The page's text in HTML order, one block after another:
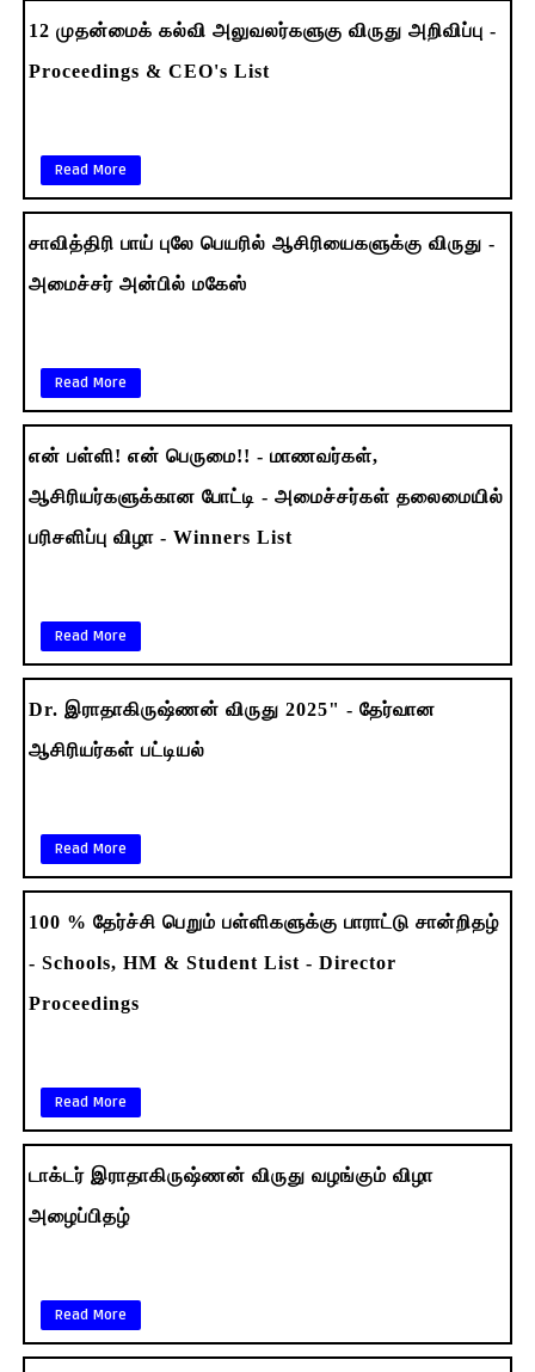
12 முதன்மைக் கல்வி அலுவலர்களுகு விருது அறிவிப்பு -
Proceedings & CEO's List
Read More
சாவித்திரி பாய் புலே பெயரில் ஆசிரியைகளுக்கு விருது -
அமைச்சர் அன்பில் மகேஸ்
Read More
என் பள்ளி! என் பெருமை!! - மாணவர்கள்,
ஆசிரியர்களுக்கான போட்டி - அமைச்சர்கள் தலைமையில்
பரிசளிப்பு விழா - Winners List
Read More
Dr. இராதாகிருஷ்ணன் விருது 2025" - தேர்வான
ஆசிரியர்கள் பட்டியல்
Read More
100 % தேர்ச்சி பெறும் பள்ளிகளுக்கு பாராட்டு சான்றிதழ்
- Schools, HM & Student List - Director
Proceedings
Read More
டாக்டர் இராதாகிருஷ்ணன் விருது வழங்கும் விழா
அழைப்பிதழ்
Read More